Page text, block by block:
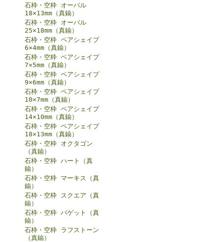
石枠・空枠 オーバル
18×13mm（真鍮）
石枠・空枠 オーバル
25×18mm（真鍮）
石枠・空枠 ペアシェイプ
6×4mm（真鍮）
石枠・空枠 ペアシェイプ
7×5mm（真鍮）
石枠・空枠 ペアシェイプ
9×6mm（真鍮）
石枠・空枠 ペアシェイプ
10×7mm（真鍮）
石枠・空枠 ペアシェイプ
14×10mm（真鍮）
石枠・空枠 ペアシェイプ
18×13mm（真鍮）
石枠・空枠 オクタゴン
（真鍮）
石枠・空枠 ハート（真
鍮）
石枠・空枠 マーキス（真
鍮）
石枠・空枠 スクエア（真
鍮）
石枠・空枠 バゲット（真
鍮）
石枠・空枠 ラフストーン
（真鍮）